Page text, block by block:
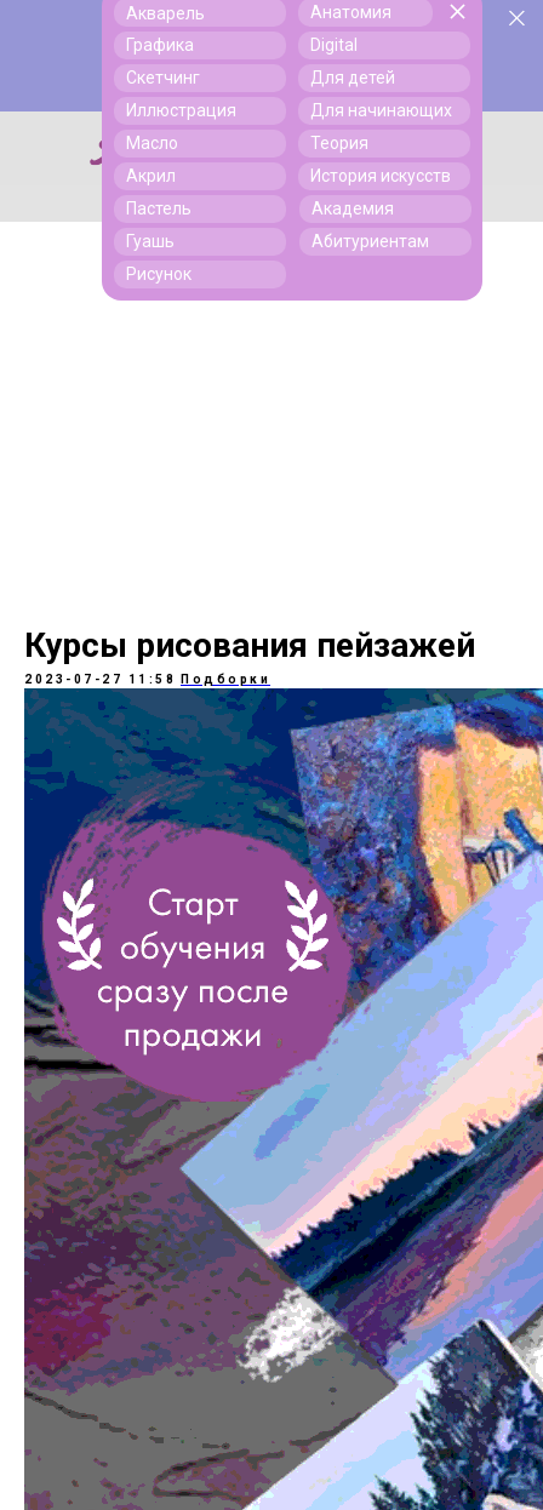
Поиск
Поиск
Акварель
Графика
Скетчинг
Иллюстрация
Масло
Акрил
Пастель
Гуашь
Рисунок
Анатомия
Digital
Для детей
Для начинающих
Теория
История искусств
Академия
Абитуриентам
Курсы рисования пейзажей
2023-07-27 11:58 Подборки